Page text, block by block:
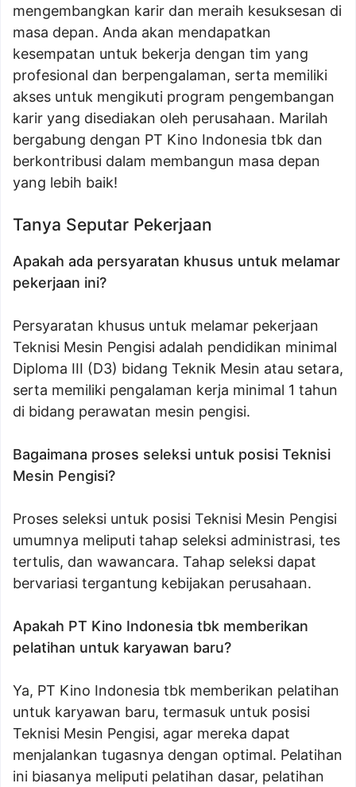
mengembangkan karir dan meraih kesuksesan di
masa depan. Anda akan mendapatkan
kesempatan untuk bekerja dengan tim yang
profesional dan berpengalaman, serta memiliki
akses untuk mengikuti program pengembangan
karir yang disediakan oleh perusahaan. Marilah
bergabung dengan PT Kino Indonesia tbk dan
berkontribusi dalam membangun masa depan
yang lebih baik!
Tanya Seputar Pekerjaan
Apakah ada persyaratan khusus untuk melamar
pekerjaan ini?
Persyaratan khusus untuk melamar pekerjaan
Teknisi Mesin Pengisi adalah pendidikan minimal
Diploma III (D3) bidang Teknik Mesin atau setara,
serta memiliki pengalaman kerja minimal 1 tahun
di bidang perawatan mesin pengisi.
Bagaimana proses seleksi untuk posisi Teknisi
Mesin Pengisi?
Proses seleksi untuk posisi Teknisi Mesin Pengisi
umumnya meliputi tahap seleksi administrasi, tes
tertulis, dan wawancara. Tahap seleksi dapat
bervariasi tergantung kebijakan perusahaan.
Apakah PT Kino Indonesia tbk memberikan
pelatihan untuk karyawan baru?
Ya, PT Kino Indonesia tbk memberikan pelatihan
untuk karyawan baru, termasuk untuk posisi
Teknisi Mesin Pengisi, agar mereka dapat
menjalankan tugasnya dengan optimal. Pelatihan
ini biasanya meliputi pelatihan dasar, pelatihan